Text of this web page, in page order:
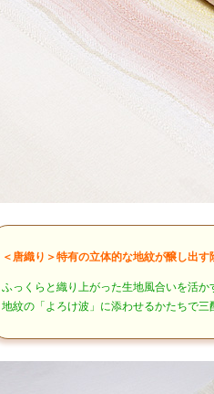
＜唐織り＞特有の立体的な地紋が醸し出
ふっくらと織り上がった生地風合いを活か
地紋の「よろけ波」に添わせるかたちで